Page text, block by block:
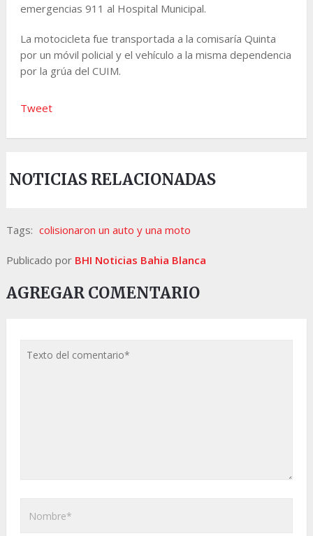
emergencias 911 al Hospital Municipal.
La motocicleta fue transportada a la comisaría Quinta
por un móvil policial y el vehículo a la misma dependencia
por la grúa del CUIM.
Tweet
NOTICIAS RELACIONADAS
Tags: colisionaron un auto y una moto
Publicado por BHI Noticias Bahia Blanca
AGREGAR COMENTARIO